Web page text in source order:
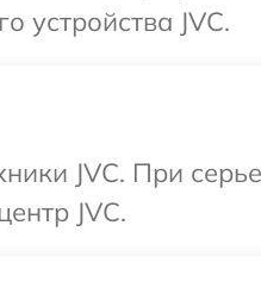
устройства JVC.
JVC. При
JVC.